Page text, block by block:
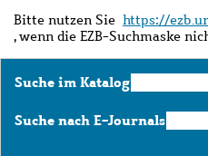
Bitte nutzen Sie https://
, wenn die EZB-Suchmaske
Suche im KatalogSuche
im
Katalog
Suche nach E-JournalsSuche
nach